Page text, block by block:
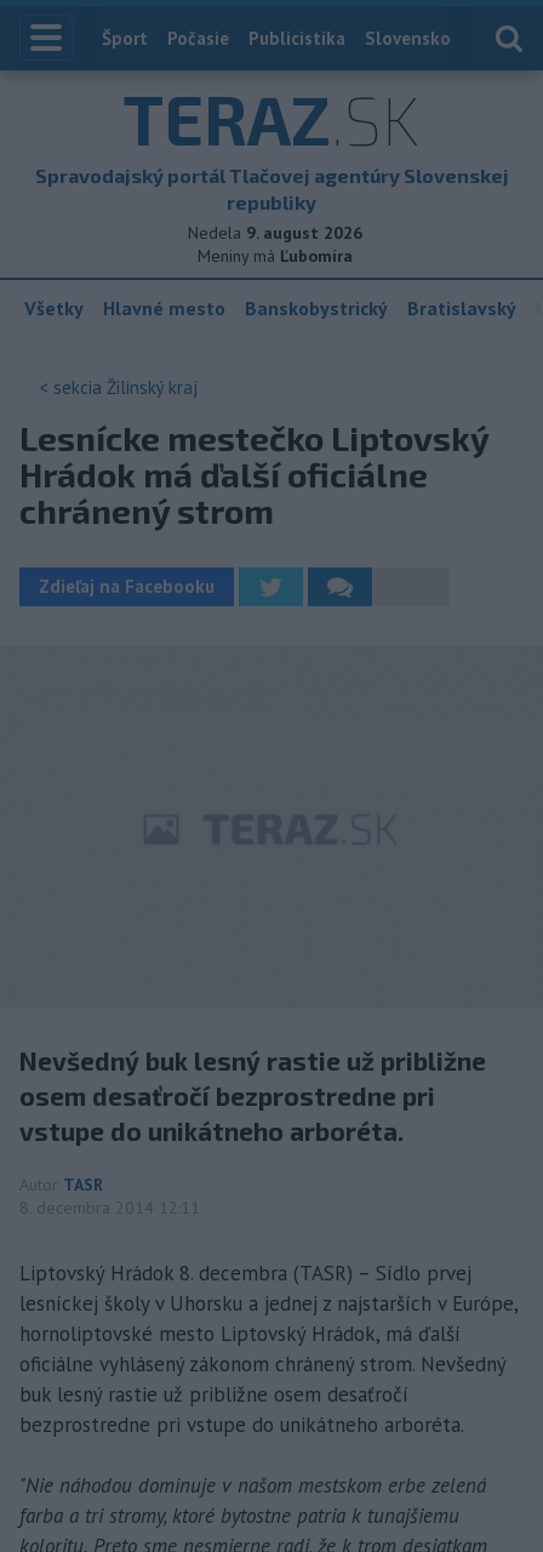
Index
Šport Počasie Publicistika Slovensko
TERAZ.SK
Spravodajský portál Tlačovej agentúry Slovenskej
republiky
Nedela 9. august 2026
Meniny má Ľubomíra
Všetky Hlavné mesto Banskobystrický Bratislavský
< sekcia Žilinský kraj
Lesnícke mestečko Liptovský
Hrádok má ďalší oficiálne
chránený strom
Zdieľaj na Facebooku
Nevšedný buk lesný rastie už približne
osem desaťročí bezprostredne pri
vstupe do unikátneho arboréta.
Autor TASR
8. decembra 2014 12:11
Liptovský Hrádok 8. decembra (TASR) – Sídlo prvej
lesníckej školy v Uhorsku a jednej z najstarších v Európe,
hornoliptovské mesto Liptovský Hrádok, má ďalší
oficiálne vyhlásený zákonom chránený strom. Nevšedný
buk lesný rastie už približne osem desaťročí
bezprostredne pri vstupe do unikátneho arboréta.
"Nie náhodou dominuje v našom mestskom erbe zelená
farba a tri stromy, ktoré bytostne patria k tunajšiemu
koloritu. Preto sme nesmierne radi, že k trom desiatkam